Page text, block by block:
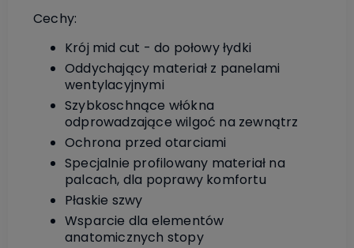
Cechy:
Krój mid cut - do połowy łydki
Oddychający materiał z panelami
wentylacyjnymi
Szybkoschnące włókna
odprowadzające wilgoć na zewnątrz
Ochrona przed otarciami
Specjalnie profilowany materiał na
palcach, dla poprawy komfortu
Płaskie szwy
Wsparcie dla elementów
anatomicznych stopy